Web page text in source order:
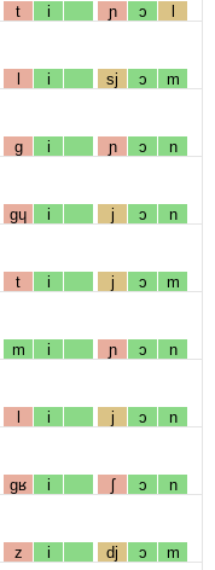
t i ɲ ɔ l
l i sj ɔ m
g i ɲ ɔ n
gɥ i j ɔ n
t i j ɔ m
m i ɲ ɔ n
l i j ɔ n
gʁ i ʃ ɔ n
z i dj ɔ m